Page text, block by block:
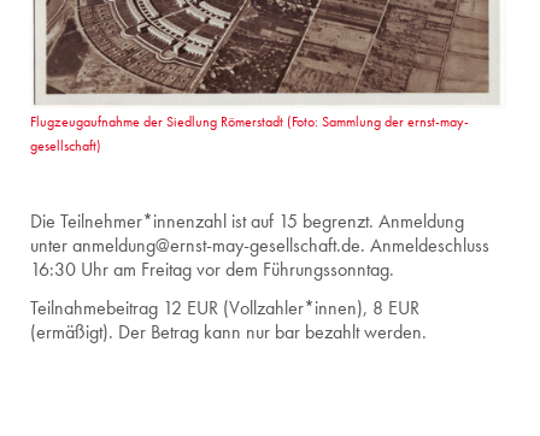
Flugzeugaufnahme der Siedlung Römerstadt (Foto: Sammlung der ernst-may-
gesellschaft)
Die Teilnehmer*innenzahl ist auf 15 begrenzt. Anmeldung
unteranmeldung@ernst-may-gesellschaft.de. Anmeldeschluss
16:30 Uhr am Freitag vor dem Führungssonntag.
Teilnahmebeitrag 12 EUR (Vollzahler*innen), 8 EUR
(ermäßigt). Der Betrag kann nur bar bezahlt werden.